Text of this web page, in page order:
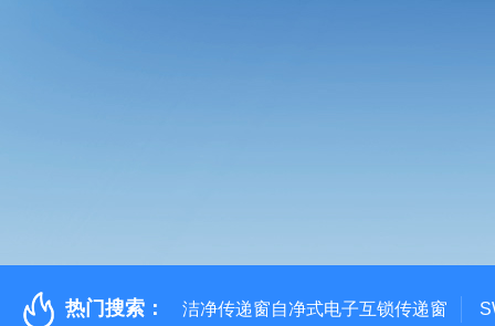
热门搜索： 洁净传递窗自净式电子互锁传递窗